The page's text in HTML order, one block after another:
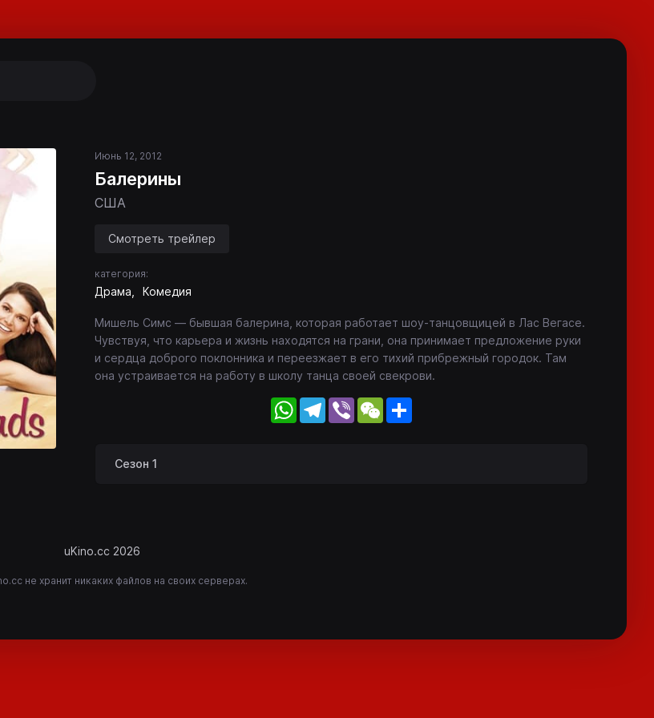
Июнь 12, 2012
Балерины
США
Смотреть трейлер
категория:
Драма Комедия
Мишель Симс — бывшая балерина, которая работает шоу-танцовщицей в Лас Вегасе.
Чувствуя, что карьера и жизнь находятся на грани, она принимает предложение руки
и сердца доброго поклонника и переезжает в его тихий прибрежный городок. Там
она устраивается на работу в школу танца своей свекрови.
WhatsApp
Telegram
Viber WeChat
Сезон 1
uKino.cc 2026
не хранит никаких файлов на своих серверах.